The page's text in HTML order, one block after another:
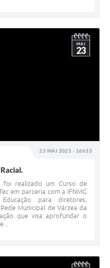
23 MAI 2025 - 16h33
MAI
23
realizado um Curso de
em parceria com a IFNMG
para diretores,
Municipal de Várzea da
que visa aprofundar o